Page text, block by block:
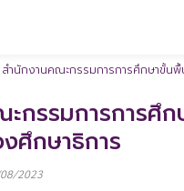
สำนักงานคณะกรรมการการศึกษาขั้นพื้นฐาน
กรรมการการศึ
ศึกษาธิการ
2023